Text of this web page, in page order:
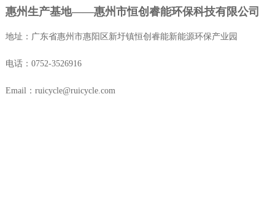
惠州生产基地——惠州市恒创睿能环保科技有限公司
地址：广东省惠州市惠阳区新圩镇恒创睿能新能源环保产业园
电话：0752-3526916
Email：ruicycle@ruicycle.com